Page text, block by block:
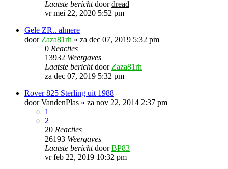
Laatste berichtdoordread
vr mei 22, 2020 5:52 pm
Gele ZR.. almere
door Zaza81rh » za dec 07, 2019 5:32 pm
0 Reacties
13932 Weergaves
Laatste berichtdoor Zaza81rh
za dec 07, 2019 5:32 pm
Rover 825 Sterling uit 1988
doorVandenPlas » za nov 22, 2014 2:37 pm
1
2
20 Reacties
26193 Weergaves
Laatste berichtdoorBP83
vr feb 22, 2019 10:32 pm